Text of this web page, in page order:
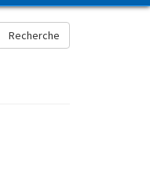
Recherche